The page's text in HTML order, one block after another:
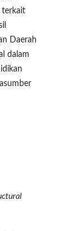
terkait
Daerah
dalam